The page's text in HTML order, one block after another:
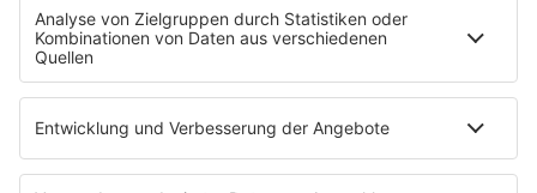
Fahrradparkhaus
Die Uniklinik Tübingen hat ein neues Fahrradparkhaus
eröffnet. Direkt an der Medizinischen Klinik bietet es
E-Bikes über eine Photovoltaikanlage auf dem …